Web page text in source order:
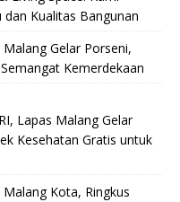
Kualitas Bangunan
Gelar Porseni,
Kemerdekaan
Lapas Malang Gelar
Kesehatan Gratis untuk
Kota, Ringkus